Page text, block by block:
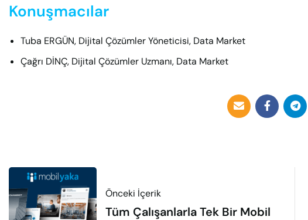
Konuşmacılar
Tuba ERGÜN, Dijital Çözümler Yöneticisi, Data Market
Çağrı DİNÇ, Dijital Çözümler Uzmanı, Data Market
Önceki İçerik
Tüm Çalışanlarla Tek Bir Mobil